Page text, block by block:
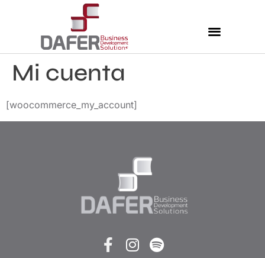
Mi cuenta
[woocommerce_my_account]